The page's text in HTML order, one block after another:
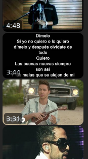
4:48
3:44
3:31